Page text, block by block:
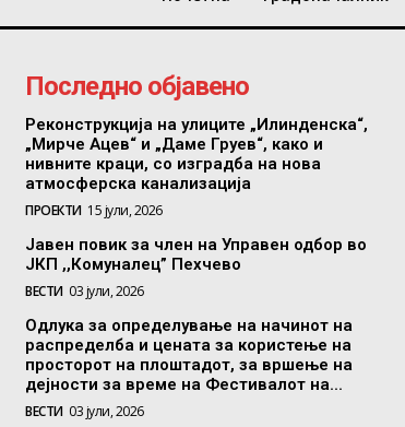
Последно објавено
Реконструкција на улиците „Илинденска“,
„Мирче Ацев“ и „Даме Груев“, како и
нивните краци, со изградба на нова
атмосферска канализација
ПРОЕКТИ 15 јули, 2026
Јавен повик за член на Управен одбор во
ЈКП ,,Комуналец” Пехчево
ВЕСТИ 03 јули, 2026
Одлука за определување на начинот на
распределба и цената за користење на
просторот на плоштадот, за вршење на
дејности за време на Фестивалот на...
ВЕСТИ 03 јули, 2026